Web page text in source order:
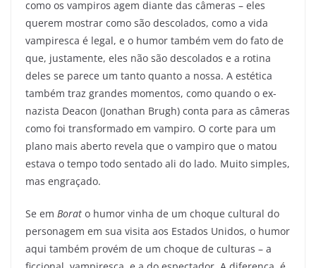
como os vampiros agem diante das câmeras – eles
querem mostrar como são descolados, como a vida
vampiresca é legal, e o humor também vem do fato de
que, justamente, eles não são descolados e a rotina
deles se parece um tanto quanto a nossa. A estética
também traz grandes momentos, como quando o ex-
nazista Deacon (Jonathan Brugh) conta para as câmeras
como foi transformado em vampiro. O corte para um
plano mais aberto revela que o vampiro que o matou
estava o tempo todo sentado ali do lado. Muito simples,
mas engraçado.
Se em Borat o humor vinha de um choque cultural do
personagem em sua visita aos Estados Unidos, o humor
aqui também provém de um choque de culturas – a